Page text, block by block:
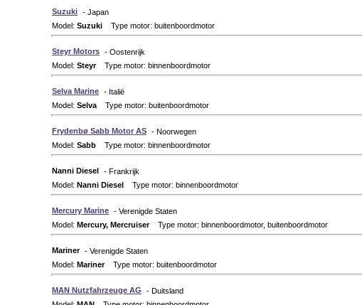
Suzuki - Japan
Model: Suzuki Type motor: buitenboordmotor
Steyr Motors - Oostenrijk
Model: SteyrType motor: binnenboordmotor
Selva Marine - Italië
Model: Selva Type motor: buitenboordmotor
Frydenbø Sabb Motor AS - Noorwegen
Model: Sabb Type motor: binnenboordmotor
Nanni Diesel - Frankrijk
Model: Nanni Diesel Type motor: binnenboordmotor
Mercury Marine - Verenigde Staten
Model: Mercury, MercruiserType motor: binnenboordmotor, buitenboordmotor
Mariner - Verenigde Staten
Model: MarinerType motor: buitenboordmotor
MAN Nutzfahrzeuge AG
- Duitsland